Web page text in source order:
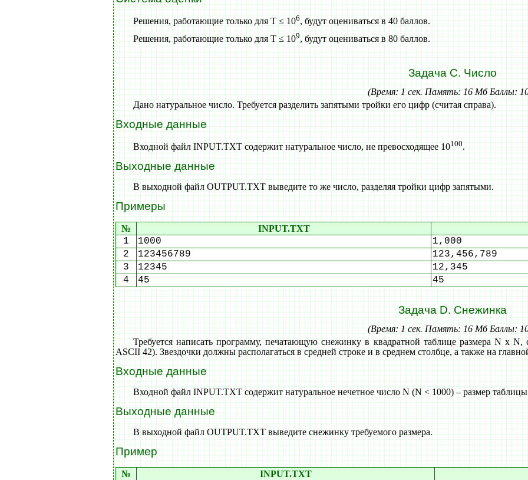
Решения, работающие только для T ≤ 106, будут оцениваться в 40 баллов.
Решения, работающие только для T ≤ 109, будут оцениваться в 80 баллов.
Задача C. Число
(Время: 1 сек. Память: 16 Мб Баллы:
Дано натуральное число. Требуется разделить запятыми тройки его цифр (считая справа).
Входные данные
Входной файл INPUT.TXT содержит натуральное число, не превосходящее 10100.
Выходные данные
В выходной файл OUTPUT.TXT выведите то же число, разделяя тройки цифр запятыми.
Примеры
№ INPUT.TXT
1 1000
1,000
2
123456789
123,456,789
3
12345
12,345
4
45 45
Задача D. Снежинка
(Время: 1 сек. Память: 16 Мб Баллы:
Требуется написать программу, печатающую снежинку в квадратной таблице размера N x
ASCII 42). Звездочки должны располагаться в средней строке и в среднем столбце, а также на
Входные данные
Входной файл INPUT.TXT содержит натуральное нечетное число N (N < 1000) – размер
Выходные данные
В выходной файл OUTPUT.TXT выведите снежинку требуемого размера.
Пример
№ INPUT.TXT